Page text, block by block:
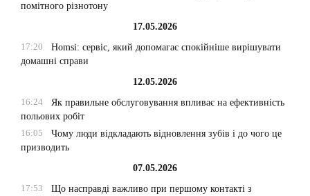
помітного різнотону
17.05.2026
17:20
Homsi: сервіс, який допомагає спокійніше вирішувати
домашні справи
12.05.2026
16:24
Як правильне обслуговування впливає на ефективність
польових робіт
16:05
Чому люди відкладають відновлення зубів і до чого це
призводить
07.05.2026
17:53
Що насправді важливо при першому контакті з